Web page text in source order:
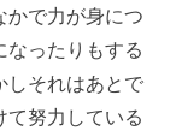
かで力が身につ
なったりもする
しそれはあとで
て努力している